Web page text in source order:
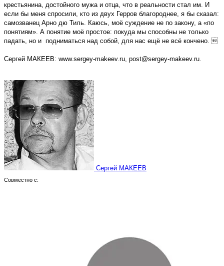
крестьянина, достойного мужа и отца, что в реальности стал им. И
если бы меня спросили, кто из двух Герров благороднее, я бы сказал:
самозванец Арно дю Тиль. Каюсь, моё суждение не по закону, а «по
понятиям». А понятие моё простое: покуда мы способны не только
падать, но и подниматься над собой, для нас ещё не всё кончено. 
Сергей МАКЕЕВ: www.sergey-makeev.ru, post@sergey-makeev.ru.
Сергей МАКЕЕВ
Совместно с: